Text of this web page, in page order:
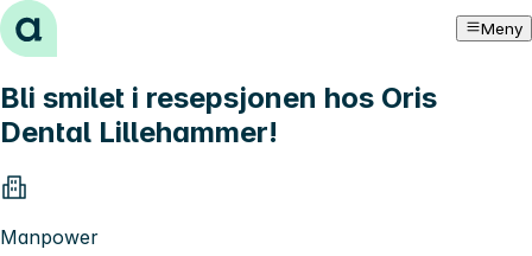
Hopp til innhold Meny
Bli smilet i resepsjonen hos Oris
Dental Lillehammer!
Manpower